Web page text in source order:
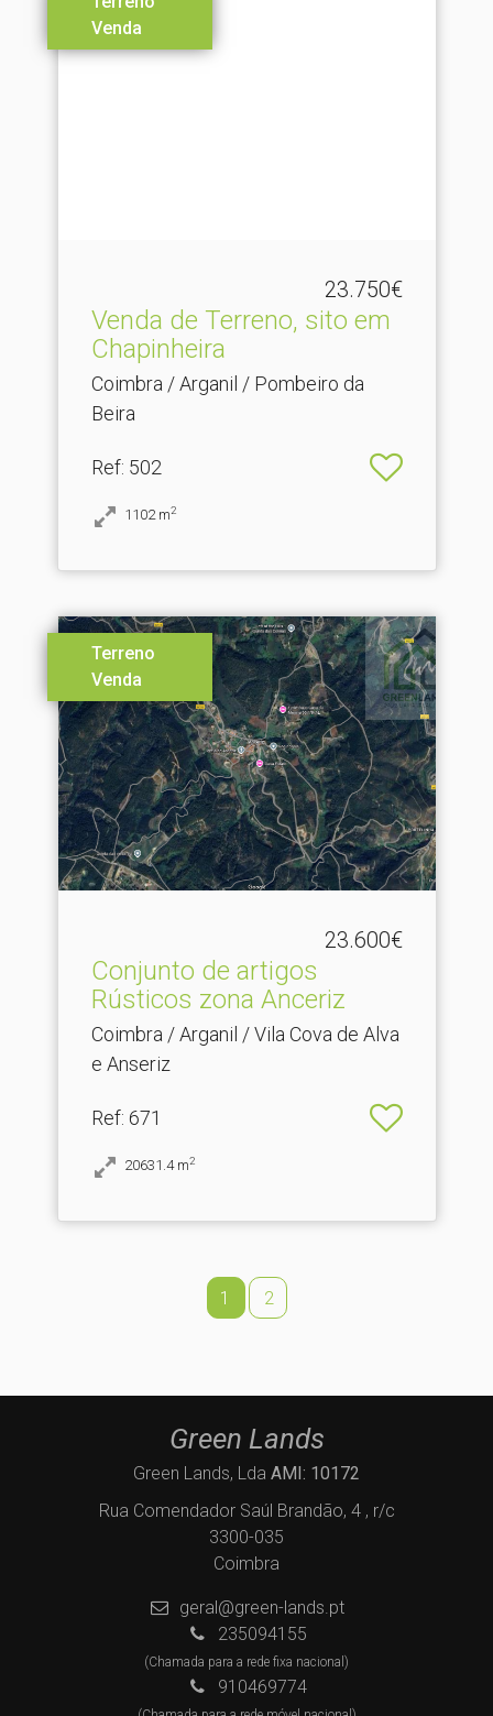
Venda
23.750€
Venda de Terreno, sito em
Chapinheira
Coimbra / Arganil / Pombeiro da
Beira
Ref: 502
1102 m2
Terreno
Venda
23.600€
Conjunto de artigos
Rústicos zona Anceriz
Coimbra / Arganil / Vila Cova de Alva
e Anseriz
Ref: 671
20631.4 m2
1 2
Green Lands
Green Lands, Lda AMI: 10172
Rua Comendador Saúl Brandão, 4 , r/c
3300-035
Coimbra
geral@green-lands.pt
235094155
(Chamada para a rede fixa nacional)
910469774